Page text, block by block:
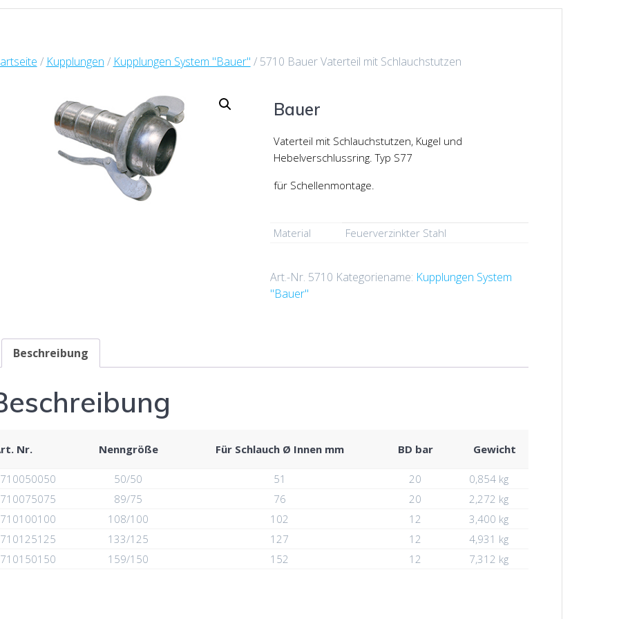
/ Kupplungen / Kupplungen System "Bauer" / 5710 Bauer Vaterteil mit Schlauchstutzen
Bauer
Vaterteil mit Schlauchstutzen, Kugel und
Hebelverschlussring. Typ S77
für Schellenmontage.
Material Feuerverzinkter Stahl
Art.-Nr. 5710 Kategoriename: Kupplungen System
"Bauer"
Beschreibung
Nr. Nenngröße Für Schlauch Ø Innen mm BD bar Gewicht
50/50 51 20
0,854 kg
89/75 76 20
2,272 kg
108/100 102 12
3,400 kg
133/125 127 12
4,931 kg
159/150 152 12 7,312 kg